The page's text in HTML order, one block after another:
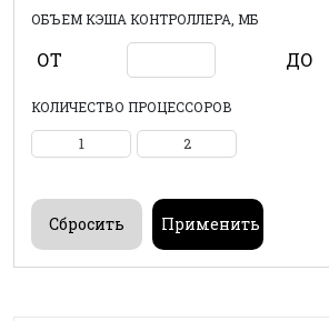
ОБЪЕМ КЭША КОНТРОЛЛЕРА, МБ
ОТ ДО
КОЛИЧЕСТВО ПРОЦЕССОРОВ
1 2